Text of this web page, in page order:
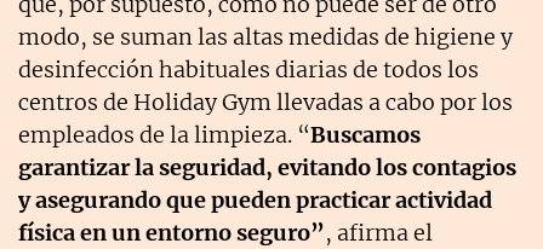
modo, se suman las altas medidas de higiene y
desinfección habituales diarias de todos los
centros de Holiday Gym llevadas a cabo por los
empleados de la limpieza. “Buscamos
garantizar la seguridad, evitando los contagios
y asegurando que pueden practicar actividad
física en un entorno seguro”, afirma el